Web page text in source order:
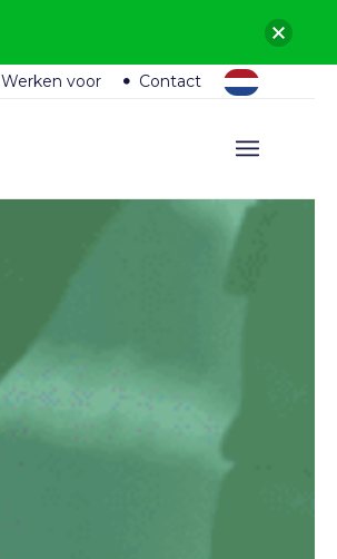
Werken voor Contact